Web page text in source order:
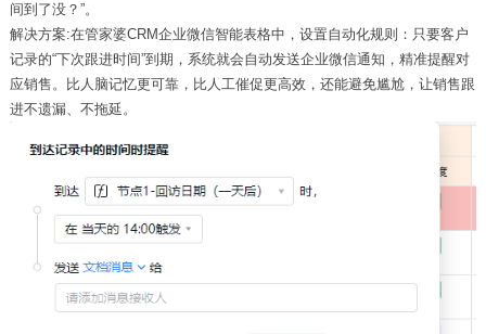
间到了没？”。
解决方案:在管家婆CRM企业微信智能表格中，设置自动化规则：只要客户
记录的“下次跟进时间”到期，系统就会自动发送企业微信通知，精准提醒对
应销售。比人脑记忆更可靠，比人工催促更高效，还能避免尴尬，让销售跟
进不遗漏、不拖延。